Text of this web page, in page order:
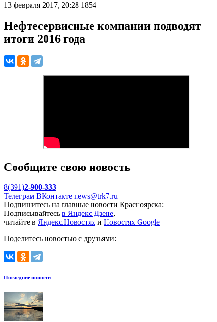
13 февраля 2017, 20:28 1854
Нефтесервисные компании подводят
итоги 2016 года
Сообщите свою новость
8(391)2-900-333
Телеграм ВКонтакте news@trk7.ru
Подпишитесь на главные новости Красноярска:
Подписывайтесь в Яндекс.Дзене,
читайте в Яндекс.Новостях и Новостях Google
Поделитесь новостью с друзьями:
Последние новости